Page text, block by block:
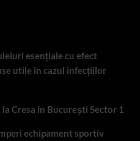
esențiale cu efect
utile în cazul infecțiilor
Cresa in București Sector 1
echipament sportiv